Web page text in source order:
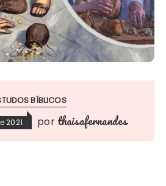
BÍBLICOS
2021 por thaisafernandes